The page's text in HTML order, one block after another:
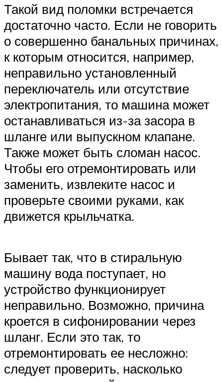
Такой вид поломки встречается
достаточно часто. Если не говорить
о совершенно банальных причинах,
к которым относится, например,
неправильно установленный
переключатель или отсутствие
электропитания, то машина может
останавливаться из-за засора в
шланге или выпускном клапане.
Также может быть сломан насос.
Чтобы его отремонтировать или
заменить, извлеките насос и
проверьте своими руками, как
движется крыльчатка.
Бывает так, что в стиральную
машину вода поступает, но
устройство функционирует
неправильно. Возможно, причина
кроется в сифонировании через
шланг. Если это так, то
отремонтировать ее несложно:
следует проверить, насколько